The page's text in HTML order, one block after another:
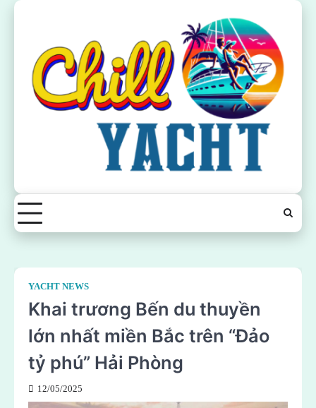
Skip
YACHT NEWS
Khai trương Bến du thuyền
lớn nhất miền Bắc trên “Đảo
tỷ phú” Hải Phòng
12/05/2025